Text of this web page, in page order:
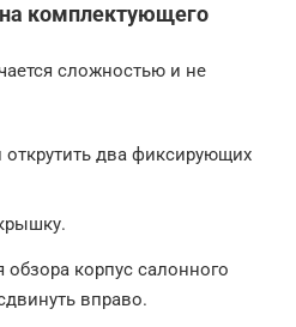
комплектующего
сложностью и не
открутить два фиксирующих
корпус салонного
вправо.